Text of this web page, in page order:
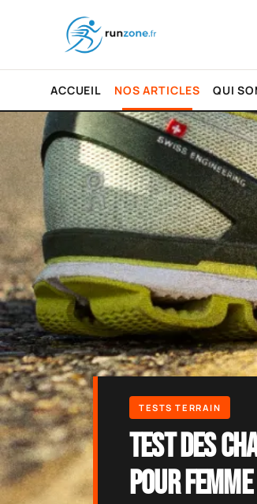
ACCUEIL NOS ARTICLES QUI
Test des
pour